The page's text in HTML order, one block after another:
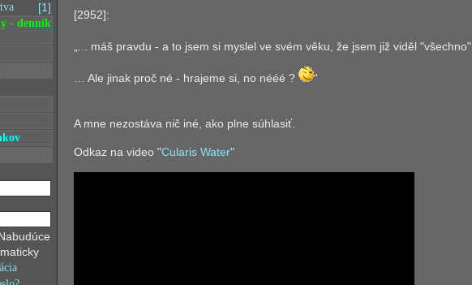
[1]
- denník
[2952]:
„... máš pravdu - a to jsem si myslel ve svém věku, že jsem již viděl "všechno"
… Ale jinak proč né - hrajeme si, no nééé ? “
A mne nezostáva nič iné, ako plne súhlasiť.
Odkaz na video "Cularis Water"